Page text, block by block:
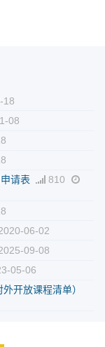
18
08
请表
810
06-02
09-08
05-06
开放课程清单）